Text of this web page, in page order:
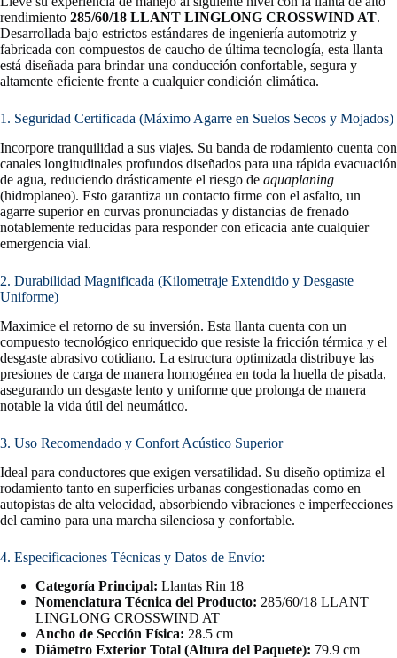
rendimiento 285/60/18 LLANT LINGLONG CROSSWIND AT.
Desarrollada bajo estrictos estándares de ingeniería automotriz y
fabricada con compuestos de caucho de última tecnología, esta llanta
está diseñada para brindar una conducción confortable, segura y
altamente eficiente frente a cualquier condición climática.
1. Seguridad Certificada (Máximo Agarre en Suelos Secos y Mojados)
Incorpore tranquilidad a sus viajes. Su banda de rodamiento cuenta con
canales longitudinales profundos diseñados para una rápida evacuación
de agua, reduciendo drásticamente el riesgo de aquaplaning
(hidroplaneo). Esto garantiza un contacto firme con el asfalto, un
agarre superior en curvas pronunciadas y distancias de frenado
notablemente reducidas para responder con eficacia ante cualquier
emergencia vial.
2. Durabilidad Magnificada (Kilometraje Extendido y Desgaste
Uniforme)
Maximice el retorno de su inversión. Esta llanta cuenta con un
compuesto tecnológico enriquecido que resiste la fricción térmica y el
desgaste abrasivo cotidiano. La estructura optimizada distribuye las
presiones de carga de manera homogénea en toda la huella de pisada,
asegurando un desgaste lento y uniforme que prolonga de manera
notable la vida útil del neumático.
3. Uso Recomendado y Confort Acústico Superior
Ideal para conductores que exigen versatilidad. Su diseño optimiza el
rodamiento tanto en superficies urbanas congestionadas como en
autopistas de alta velocidad, absorbiendo vibraciones e imperfecciones
del camino para una marcha silenciosa y confortable.
4. Especificaciones Técnicas y Datos de Envío:
Categoría Principal: Llantas Rin 18
Nomenclatura Técnica del Producto: 285/60/18 LLANT
LINGLONG CROSSWIND AT
Ancho de Sección Física: 28.5 cm
Diámetro Exterior Total (Altura del Paquete): 79.9 cm